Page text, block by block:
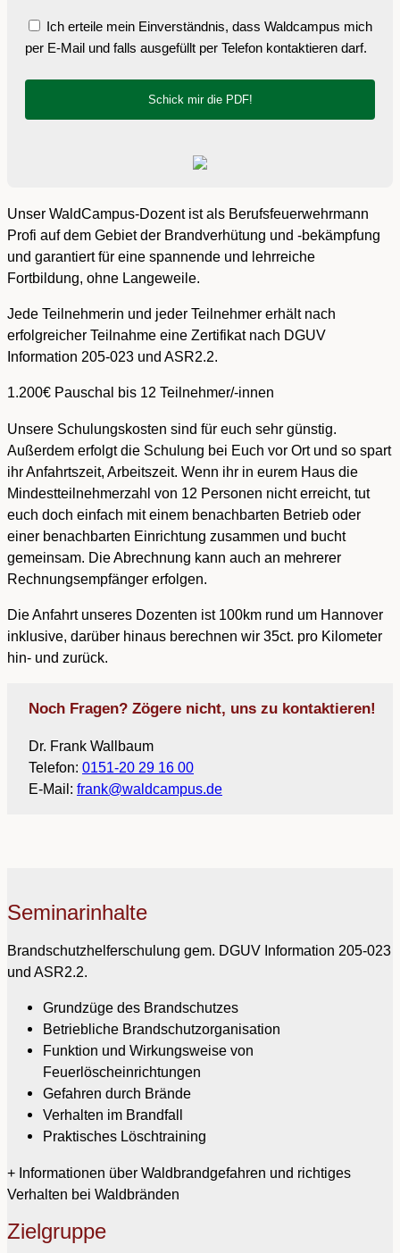
Ich erteile mein Einverständnis, dass Waldcampus mich
per E-Mail und falls ausgefüllt per Telefon kontaktieren darf.
Unser WaldCampus-Dozent ist als Berufsfeuerwehrmann
Profi auf dem Gebiet der Brandverhütung und -bekämpfung
und garantiert für eine spannende und lehrreiche
Fortbildung, ohne Langeweile.
Jede Teilnehmerin und jeder Teilnehmer erhält nach
erfolgreicher Teilnahme eine Zertifikat nach DGUV
Information 205-023 und ASR2.2.
1.200€ Pauschal bis 12 Teilnehmer/-innen
Unsere Schulungskosten sind für euch sehr günstig.
Außerdem erfolgt die Schulung bei Euch vor Ort und so spart
ihr Anfahrtszeit, Arbeitszeit. Wenn ihr in eurem Haus die
Mindestteilnehmerzahl von 12 Personen nicht erreicht, tut
euch doch einfach mit einem benachbarten Betrieb oder
einer benachbarten Einrichtung zusammen und bucht
gemeinsam. Die Abrechnung kann auch an mehrerer
Rechnungsempfänger erfolgen.
Die Anfahrt unseres Dozenten ist 100km rund um Hannover
inklusive, darüber hinaus berechnen wir 35ct. pro Kilometer
hin- und zurück.
Noch Fragen? Zögere nicht, uns zu kontaktieren!
Dr. Frank Wallbaum
Telefon: 0151-20 29 16 00
E-Mail: frank@waldcampus.de
Seminarinhalte
Brandschutzhelferschulung gem. DGUV Information 205-023
und ASR2.2.
Grundzüge des Brandschutzes
Betriebliche Brandschutzorganisation
Funktion und Wirkungsweise von
Feuerlöscheinrichtungen
Gefahren durch Brände
Verhalten im Brandfall
Praktisches Löschtraining
+ Informationen über Waldbrandgefahren und richtiges
Verhalten bei Waldbränden
Zielgruppe